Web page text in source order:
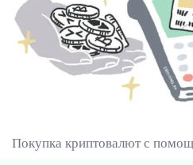
Покупка криптовалют с